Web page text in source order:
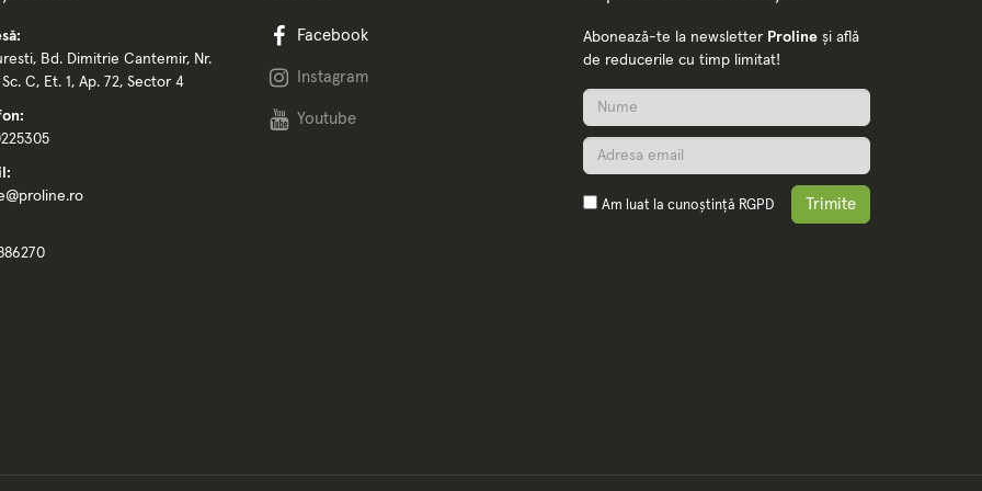
Bd. Dimitrie Cantemir, Nr.
C, Et. 1, Ap. 72, Sector 4
Facebook
Instagram
Youtube
Abonează-te la newsletter Prolineși află
de reducerile cu timp limitat!
Am luat la cunoștință RGPD Trimite